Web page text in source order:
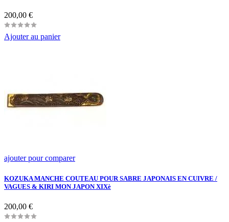
Prix
200,00 €
Ajouter au panier
ajouter pour comparer
KOZUKA MANCHE COUTEAU POUR SABRE JAPONAIS EN CUIVRE /
VAGUES & KIRI MON JAPON XIXè
Prix
200,00 €